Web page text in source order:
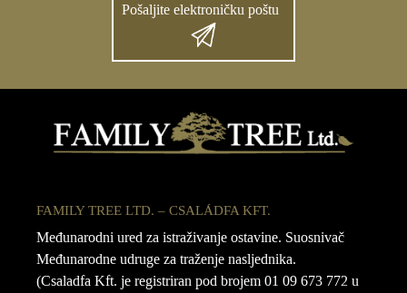
Pošaljite elektroničku poštu
FAMILY TREE LTD. – CSALÁDFA KFT.
Međunarodni ured za istraživanje ostavine. Suosnivač
Međunarodne udruge za traženje nasljednika.
(Csaladfa Kft. je registriran pod brojem 01 09 673 772 u